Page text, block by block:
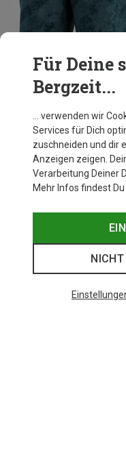
Smartwool
Herren Active Lined 7" Shorts
Für Deine
Bergzeit...
… verwenden wir
Services für Dich
zuschneiden und dir
Anzeigen zeigen.
Verarbeitung Deiner
Mehr Infos findest
NICHT